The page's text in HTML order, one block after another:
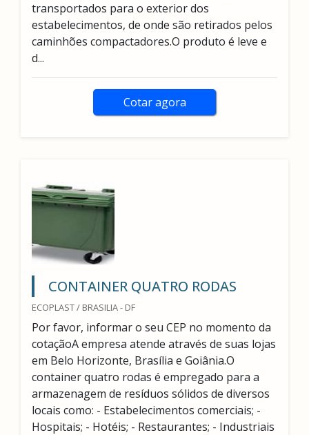
transportados para o exterior dos
estabelecimentos, de onde são retirados pelos
caminhões compactadores.O produto é leve e
d...
Cotar agora
CONTAINER QUATRO RODAS
ECOPLAST / BRASILIA - DF
Por favor, informar o seu CEP no momento da
cotaçãoA empresa atende através de suas lojas
em Belo Horizonte, Brasília e Goiânia.O
container quatro rodas é empregado para a
armazenagem de resíduos sólidos de diversos
locais como: - Estabelecimentos comerciais; -
Hospitais; - Hotéis; - Restaurantes; - Industriais